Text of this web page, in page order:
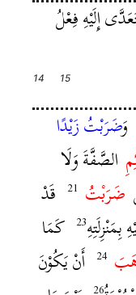
إِلَيْهِ فِعْلُ
وَضَرَبْتُ زَيْدًا
الصَّفَّةَ وَلَا
ضَرَبْتُ
قَدْ
كَمَا
أَنْ يَكُوْنَ